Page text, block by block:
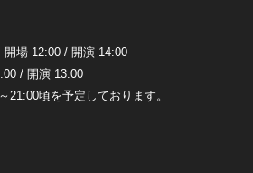
開場 12:00 / 開演 14:00
/ 開演 13:00
21:00頃を予定しております。